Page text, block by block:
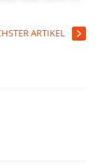
ARTIKEL